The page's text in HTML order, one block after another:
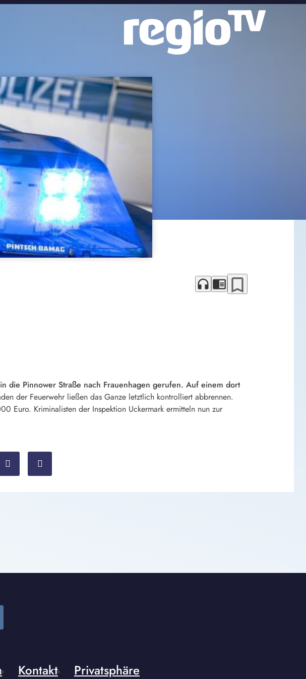
headphones chrome_reader_mode bookmark_border
Pinnower Straße nach Frauenhagen gerufen. Auf einem dort
der Feuerwehr ließen das Ganze letztlich kontrolliert abbrennen.
Euro. Kriminalisten der Inspektion Uckermark ermitteln nun zur
Kontakt Privatsphäre